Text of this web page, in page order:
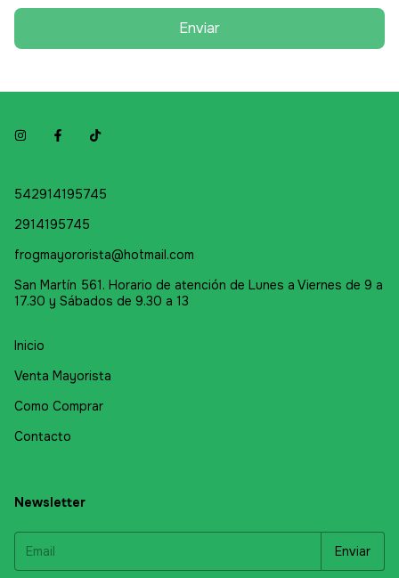
Enviar
542914195745
2914195745
frogmayororista@hotmail.com
San Martín 561. Horario de atención de Lunes a Viernes de 9 a
17.30 y Sábados de 9.30 a 13
Inicio
Venta Mayorista
Como Comprar
Contacto
Newsletter